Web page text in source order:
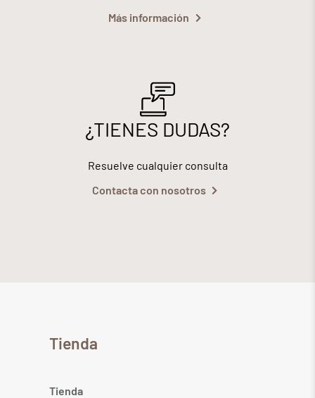
Más información
¿TIENES DUDAS?
Resuelve cualquier consulta
Contacta con nosotros
Tienda
Tienda